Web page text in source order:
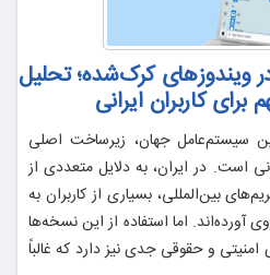
ویندوزهای کرک‌شده؛ تحلیل
کاربران ایرانی
سیستم‌عامل جهان، زیرساخت اصلی
است. در ایران، به دلایل متعددی از
بین‌المللی، بسیاری از کاربران به
آورده‌اند. اما استفاده از این نسخه‌ها
و حقوقی جدی نیز دارد که غالباً